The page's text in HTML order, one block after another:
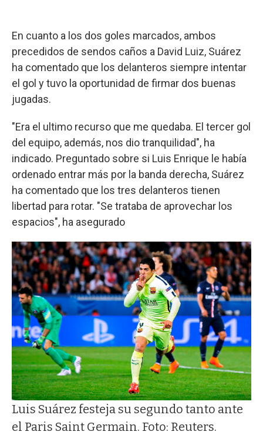
En cuanto a los dos goles marcados, ambos
precedidos de sendos caños a David Luiz, Suárez
ha comentado que los delanteros siempre intentar
el gol y tuvo la oportunidad de firmar dos buenas
jugadas.
"Era el ultimo recurso que me quedaba. El tercer gol
del equipo, además, nos dio tranquilidad", ha
indicado. Preguntado sobre si Luis Enrique le había
ordenado entrar más por la banda derecha, Suárez
ha comentado que los tres delanteros tienen
libertad para rotar. "Se trataba de aprovechar los
espacios", ha asegurado
Luis Suárez festeja su segundo tanto ante
el Paris Saint Germain. Foto: Reuters.